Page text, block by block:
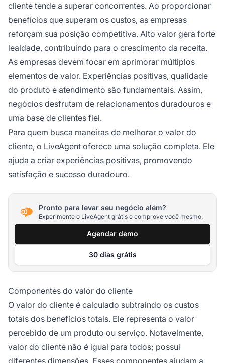
cliente tende a superar concorrentes. Ao proporcionar
benefícios que superam os custos, as empresas
reforçam sua posição competitiva. Alto valor gera forte
lealdade, contribuindo para o crescimento da receita.
As empresas devem focar em aprimorar múltiplos
elementos de valor. Experiências positivas, qualidade
do produto e atendimento são fundamentais. Assim,
negócios desfrutam de relacionamentos duradouros e
uma base de clientes fiel.
Para quem busca maneiras de melhorar o valor do
cliente, o LiveAgent oferece uma solução completa. Ele
ajuda a criar experiências positivas, promovendo
satisfação e sucesso duradouro.
Pronto para levar seu negócio além?
Experimente o LiveAgent grátis e comprove você mesmo.
Agendar demo
30 dias grátis
Componentes do valor do cliente
O valor do cliente é calculado subtraindo os custos
totais dos benefícios totais. Ele representa o valor
percebido de um produto ou serviço. Notavelmente,
valor do cliente não é igual para todos; possui